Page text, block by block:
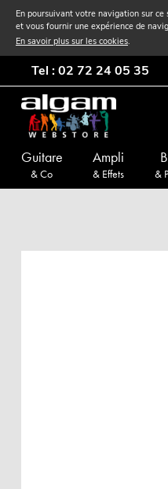
En poursuivant votre navigation sur
et vous fournir une expérience de
En savoir plus sur les cookies.
Tel : 02 72 24 05 35
Guitare
& Co
Ampli
& Effets &